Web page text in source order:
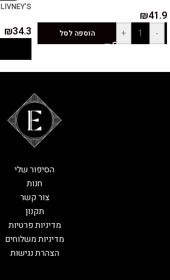
₪41.9
-
+ הוספה לסל
LIVNEY’S ג׳אם בצ׳ילי – ריבת אננס וצ׳ילי
₪34.3
הסיפור שלי
חנות
צור קשר
תקנון
מדיניות פרטיות
מדיניות משלוחים
הצהרת נגישות